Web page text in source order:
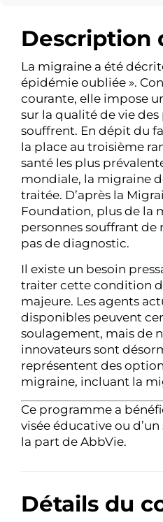
Description
La migraine a été
épidémie oubliée ».
courante, elle impose
sur la qualité de vie
souffrent. En dépit du
la place au troisième
santé les plus
mondiale, la migraine
traitée. D’après la
Foundation, plus de la
personnes souffrant
pas de diagnostic.
Il existe un besoin
traiter cette condition
majeure. Les agents
disponibles peuvent
soulagement, mais de
innovateurs sont
représentent des
migraine, incluant la
Ce programme a
visée éducative ou
la part de AbbVie.
Détails du